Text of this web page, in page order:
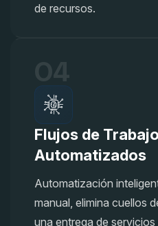
de recursos.
Flujos de
Automatizados
Automatización
manual, elimina cuellos
una entrega de